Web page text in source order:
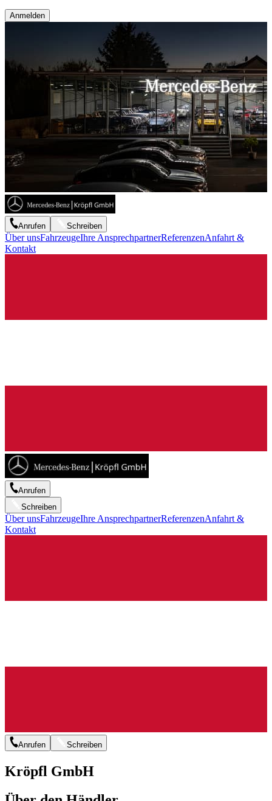
Anmelden
Anrufen Schreiben
Über unsFahrzeugeIhre AnsprechpartnerReferenzenAnfahrt &
Kontakt
Anrufen
Schreiben
Über unsFahrzeugeIhre AnsprechpartnerReferenzenAnfahrt &
Kontakt
Anrufen Schreiben
Kröpfl GmbH